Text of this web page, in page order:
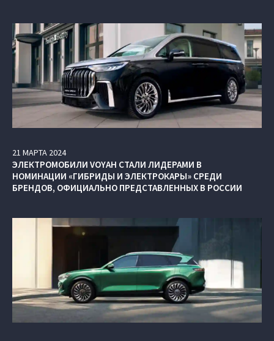
21 МАРТА 2024
ЭЛЕКТРОМОБИЛИ VOYAH СТАЛИ ЛИДЕРАМИ В
НОМИНАЦИИ «ГИБРИДЫ И ЭЛЕКТРОКАРЫ» СРЕДИ
БРЕНДОВ, ОФИЦИАЛЬНО ПРЕДСТАВЛЕННЫХ В РОССИИ